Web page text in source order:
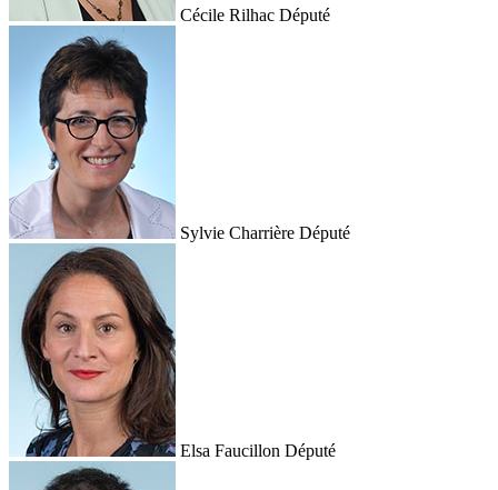
Cécile Rilhac Député
Sylvie Charrière Député
Elsa Faucillon Député